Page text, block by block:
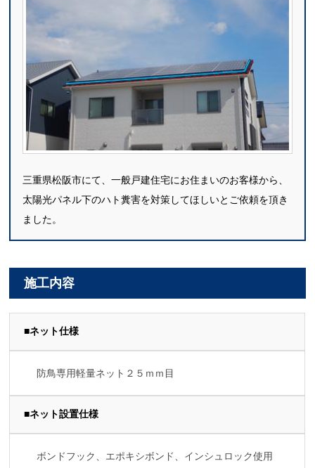
三重県松阪市にて、一般戸建住宅にお住まいのお客様から、
太陽光パネル下のハト糞害を対策してほしいとご依頼を頂き
ました。
施工内容
■ネット仕様
防鳥専用軽量ネット２５ｍｍ目
■ネット設置仕様
ボンドフック、エポキシボンド、インシュロック使用